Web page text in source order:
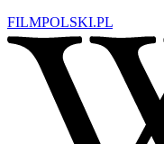
FILMPOLSKI.PL